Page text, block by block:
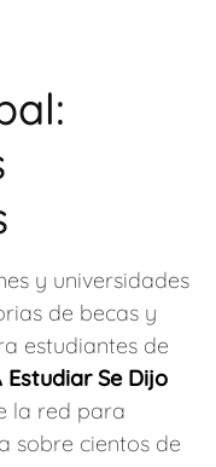
b A
y universidades
de becas y
estudiantes de
Estudiar Se Dijo
la red para
sobre cientos de